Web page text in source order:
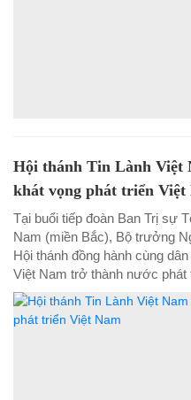
Hội thánh Tin Lành Việt
khát vọng phát triển Việt
Tại buổi tiếp đoàn Ban Trị sự
Nam (miền Bắc), Bộ trưởng
Hội thánh đồng hành cùng
Việt Nam trở thành nước phát